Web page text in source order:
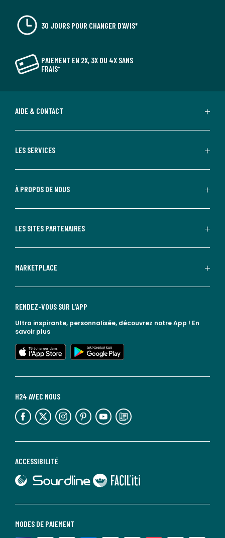
30 JOURS POUR CHANGER D'AVIS*
PAIEMENT EN 2X, 3X OU 4X SANS
FRAIS*
AIDE & CONTACT
LES SERVICES
À PROPOS DE NOUS
LES SITES PARTENAIRES
MARKETPLACE
MODES DE PAIEMENT
ACCESSIBILITÉ
lien vers Faciliti
H24 AVEC NOUS
lien vers l'espace réseaux sociaux lien vers l'espace réseaux sociaux lien vers l'espace réseaux sociaux lien vers l'espace réseaux sociaux lien vers l'espace réseaux sociaux lien vers le blog la redoute
RENDEZ-VOUS SUR L'APP
Ultra inspirante, personnalisée, découvrez notre App ! En
savoir plus
lien vers l'app store
lien vers google play